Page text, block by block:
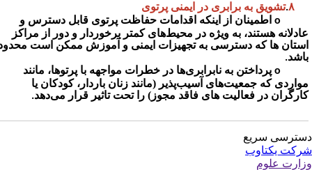
.تشویق به برابری در ایمنی پرتوی
اطمینان از اینکه اقدامات حفاظت پرتوی قابل دسترس و
هستند، به ویژه در محیط‌های کمتر برخوردار و دور از مراکز
ها که دسترسی به تجهیزات ایمنی و آموزش ممکن است محدود
.
پرداختن به نابرابری‌ها در خطرات مواجهه با پرتوها، مانند
که جمعیت‌های آسیب‌پذیر (مانند زنان باردار، کودکان یا
در فعالیت های فاقد مجوز) را تحت تاثیر قرار می‌دهد.
سریع
یکتاوب
علوم